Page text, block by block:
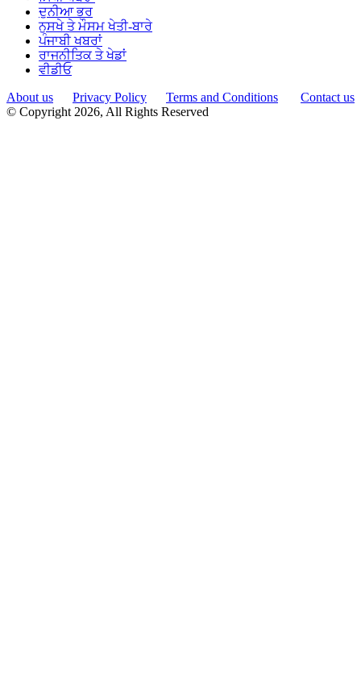
ਦੁਨੀਆ ਭਰ
ਨੁਸਖੇ ਤੇ ਮੌਸਮ ਖੇਤੀ-ਬਾਰੇ
ਪੰਜਾਬੀ ਖਬਰਾਂ
ਰਾਜਨੀਤਿਕ ਤੇ ਖੇਡਾਂ
ਵੀਡੀਓ
About us
Privacy Policy Terms and Conditions
Contact us
© Copyright 2026, All Rights Reserved